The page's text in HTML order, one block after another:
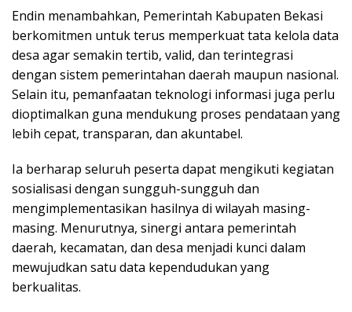
Endin menambahkan, Pemerintah Kabupaten Bekasi
berkomitmen untuk terus memperkuat tata kelola data
desa agar semakin tertib, valid, dan terintegrasi
dengan sistem pemerintahan daerah maupun nasional.
Selain itu, pemanfaatan teknologi informasi juga perlu
dioptimalkan guna mendukung proses pendataan yang
lebih cepat, transparan, dan akuntabel.
Ia berharap seluruh peserta dapat mengikuti kegiatan
sosialisasi dengan sungguh-sungguh dan
mengimplementasikan hasilnya di wilayah masing-
masing. Menurutnya, sinergi antara pemerintah
daerah, kecamatan, dan desa menjadi kunci dalam
mewujudkan satu data kependudukan yang
berkualitas.